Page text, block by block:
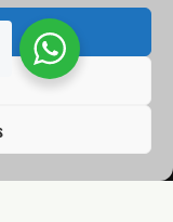
L’Ermitage
Photo